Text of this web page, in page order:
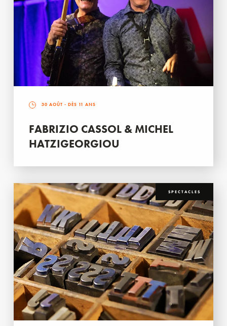
30 AOÛT - DÈS 11 ANS
FABRIZIO CASSOL & MICHEL
HATZIGEORGIOU
SPECTACLES